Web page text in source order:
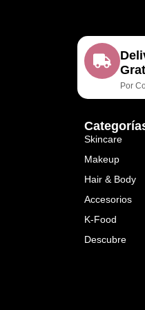
Por
Skincare
Makeup
Hair & Body
Accesorios
K-Food
Descubre